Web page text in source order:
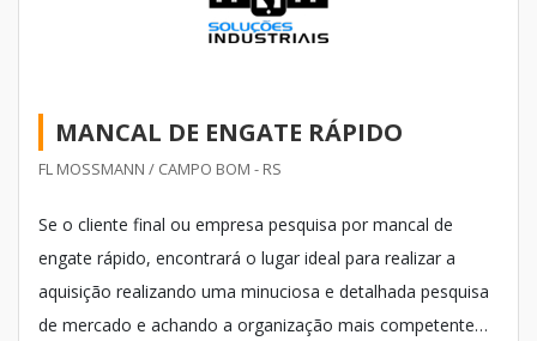
MANCAL DE ENGATE RÁPIDO
FL MOSSMANN / CAMPO BOM - RS
Se o cliente final ou empresa pesquisa por mancal de
engate rápido, encontrará o lugar ideal para realizar a
aquisição realizando uma minuciosa e detalhada pesquisa
de mercado e achando a organização mais competente